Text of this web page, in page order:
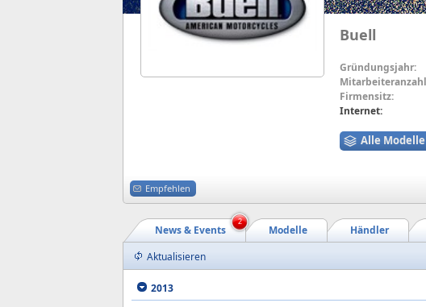
Buell
Gründungsjahr:
Firmensitz:
Internet:
Alle Modelle
Empfehlen
Händler
Modelle
News & Events
2
Aktualisieren
2013